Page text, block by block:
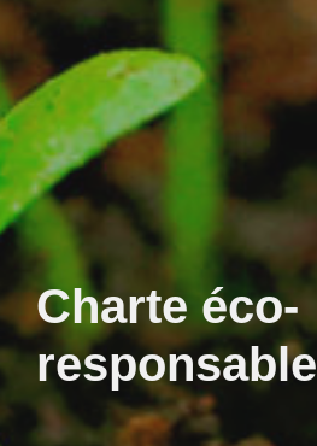
Charte éco-
responsable